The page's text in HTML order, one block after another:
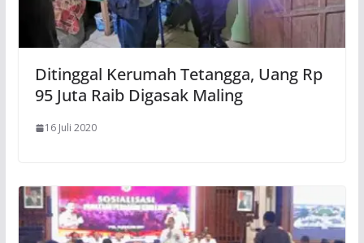
Ditinggal Kerumah Tetangga, Uang Rp
95 Juta Raib Digasak Maling
16 Juli 2020